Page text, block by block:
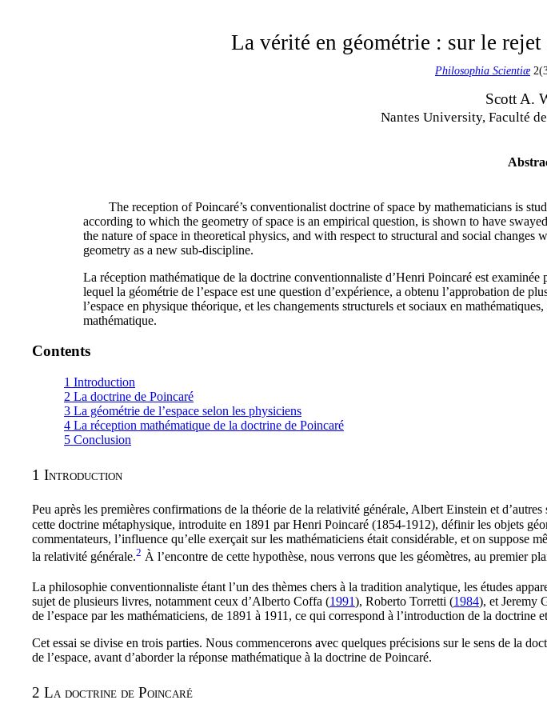
La vérité en géométrie : sur le
Philosophia Scientiæ
Scott A.
Nantes University, Faculté
The reception of Poincaré’s conventionalist doctrine of space by mathematicians is
according to which the geometry of space is an empirical question, is shown to have
the nature of space in theoretical physics, and with respect to structural and social
geometry as a new sub-discipline.
La réception mathématique de la doctrine conventionnaliste d’Henri Poincaré est
lequel la géométrie de l’espace est une question d’expérience, a obtenu l’approbation de
l’espace en physique théorique, et les changements structurels et sociaux en
mathématique.
Contents
1 Introduction
2 La doctrine de Poincaré
3 La géométrie de l’espace selon les physiciens
4 La réception mathématique de la doctrine de Poincaré
5 Conclusion
1 Introduction
Peu après les premières confirmations de la théorie de la relativité générale, Albert Einstein et
cette doctrine métaphysique, introduite en 1891 par Henri Poincaré (1854-1912), définir les objets
commentateurs, l’influence qu’elle exerçait sur les mathématiciens était considérable, et on suppose
la relativité générale.2 À l’encontre de cette hypothèse, nous verrons que les géomètres, au premier
La philosophie conventionnaliste étant l’un des thèmes chers à la tradition analytique, les études
sujet de plusieurs livres, notamment ceux d’Alberto Coffa (1991), Roberto Torretti (1984), et Jeremy
de l’espace par les mathématiciens, de 1891 à 1911, ce qui correspond à l’introduction de la doctrine
Cet essai se divise en trois parties. Nous commencerons avec quelques précisions sur le sens de la
de l’espace, avant d’aborder la réponse mathématique à la doctrine de Poincaré.
2 La doctrine de Poincaré